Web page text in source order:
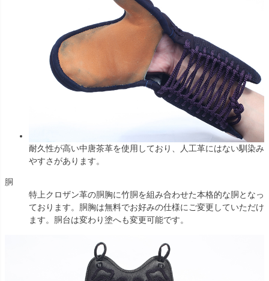
耐久性が高い中唐茶革を使用しており、人工革にはない馴染み
やすさがあります。
胴
特上クロザン革の胴胸に竹胴を組み合わせた本格的な胴となっ
ております。胴胸は無料でお好みの仕様にご変更していただけ
ます。胴台は変わり塗へも変更可能です。